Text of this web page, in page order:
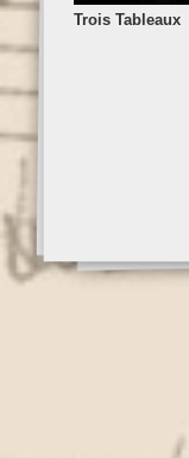
Trois Tableaux